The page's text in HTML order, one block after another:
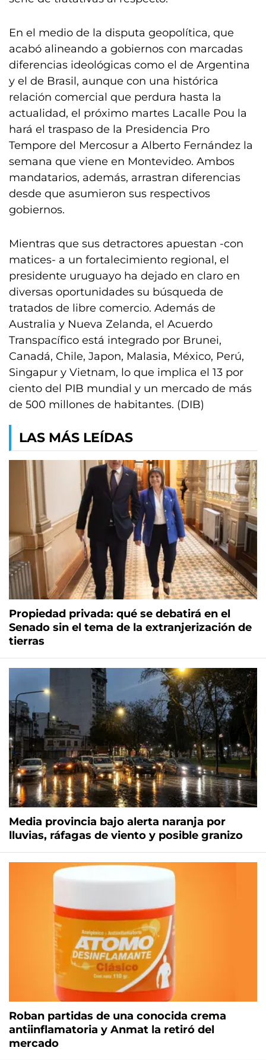
En el medio de la disputa geopolítica, que
acabó alineando a gobiernos con marcadas
diferencias ideológicas como el de Argentina
y el de Brasil, aunque con una histórica
relación comercial que perdura hasta la
actualidad, el próximo martes Lacalle Pou la
hará el traspaso de la Presidencia Pro
Tempore del Mercosur a Alberto Fernández la
semana que viene en Montevideo. Ambos
mandatarios, además, arrastran diferencias
desde que asumieron sus respectivos
gobiernos.
Mientras que sus detractores apuestan -con
matices- a un fortalecimiento regional, el
presidente uruguayo ha dejado en claro en
diversas oportunidades su búsqueda de
tratados de libre comercio. Además de
Australia y Nueva Zelanda, el Acuerdo
Transpacífico está integrado por Brunei,
Canadá, Chile, Japon, Malasia, México, Perú,
Singapur y Vietnam, lo que implica el 13 por
ciento del PIB mundial y un mercado de más
de 500 millones de habitantes. (DIB)
LAS MÁS LEÍDAS
Propiedad privada: qué se debatirá en el
Senado sin el tema de la extranjerización de
tierras
Media provincia bajo alerta naranja por
lluvias, ráfagas de viento y posible granizo
Roban partidas de una conocida crema
antiinflamatoria y Anmat la retiró del
mercado